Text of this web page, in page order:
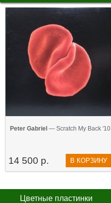
Peter Gabriel — Scratch My Back '10
14 500 р. В КОРЗИНУ
Цветные пластинки